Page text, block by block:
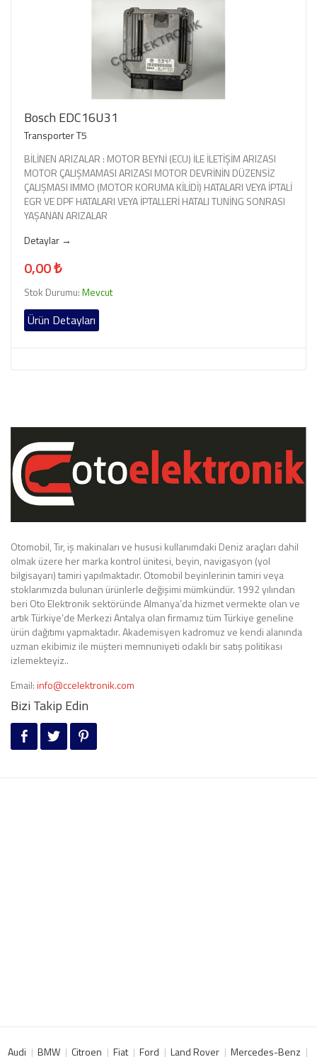
Bosch EDC16U31
Transporter T5
BİLİNEN ARIZALAR : MOTOR BEYNİ (ECU) İLE İLETİŞİM ARIZASI
MOTOR ÇALIŞMAMASI ARIZASI MOTOR DEVRİNİN DÜZENSİZ
ÇALIŞMASI IMMO (MOTOR KORUMA KİLİDİ) HATALARI VEYA İPTALİ
EGR VE DPF HATALARI VEYA İPTALLERİ HATALI TUNİNG SONRASI
YAŞANAN ARIZALAR
Detaylar →
0,00 ₺
Stok Durumu:Mevcut
Ürün Detayları
Otomobil, Tır, iş makinaları ve hususi kullanımdaki Deniz araçları dahil
olmak üzere her marka kontrol ünitesi, beyin, navigasyon (yol
bilgisayarı) tamiri yapılmaktadır. Otomobil beyinlerinin tamiri veya
stoklarımızda bulunan ürünlerle değişimi mümkündür. 1992 yılından
beri Oto Elektronik sektöründe Almanya’da hizmet vermekte olan ve
artık Türkiye’de Merkezi Antalya olan firmamız tüm Türkiye geneline
ürün dağıtımı yapmaktadır. Akademisyen kadromuz ve kendi alanında
uzman ekibimiz ile müşteri memnuniyeti odaklı bir satış politikası
izlemekteyiz..
Email:info@ccelektronik.com
Bizi Takip Edin
Audi BMW Citroen Fiat Ford Land Rover Mercedes-Benz